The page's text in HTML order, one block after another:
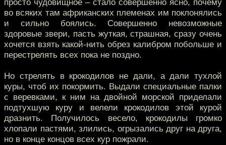
просто чудовищное – стало совершенно ясно, почему
во всяких там африканских племенах им поклонялись
и сильно боялись. Совершенно невозможные
здоровые звери, пасть жуткая, страшная, сразу очень
хочется взять какой-нить обрез калибром побольше и
перестрелять всех пока не поздно.
Но стрелять в крокодилов не дали, а дали тухлой
куры, чтоб их покормить. Выдали специальные палки
с веревками, к ним на двойной морской приделали
подтухшую куру и велели крокодилов этой курой
дразнить. Получилось весело, крокодилы громко
хлопали пастями, злились, огрызались друг на друга,
но в конце концов всех кур пожрали.